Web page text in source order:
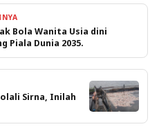
Bola Wanita Usia dini
Piala Dunia 2035.
Sirna, Inilah